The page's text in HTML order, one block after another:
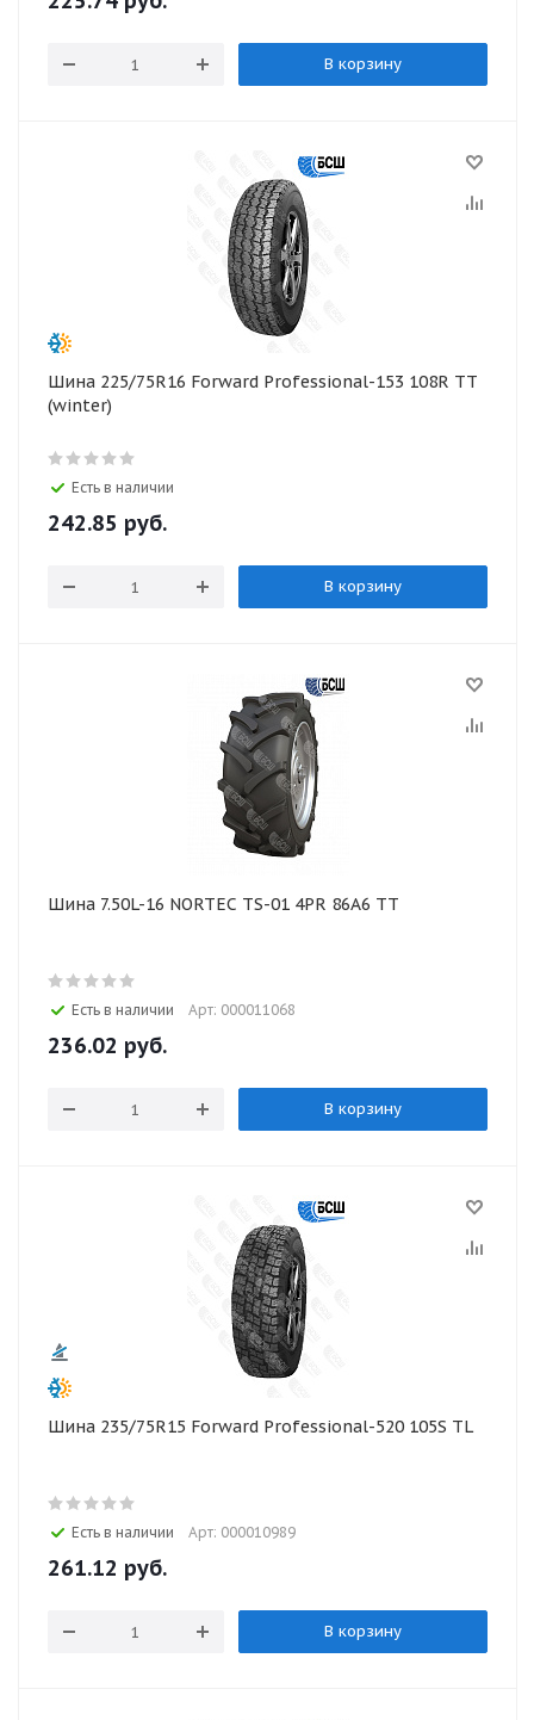
В корзину
Шина 225/75R16 Forward Professional-153 108R TT
(winter)
Есть в наличии
242.85 руб.
В корзину
Шина 7.50L-16 NORTEC TS-01 4PR 86А6 TT
Есть в наличии Арт: 000011068
236.02 руб.
В корзину
Шина 235/75R15 Forward Professional-520 105S TL
Есть в наличии Арт: 000010989
261.12 руб.
В корзину